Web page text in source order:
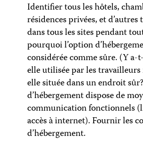
Identifier tous les hôtels,
résidences privées, et d’autres
dans tous les sites pendant
pourquoi l’option
considérée comme sûre. (Y a-
elle utilisée par les
elle située dans un endroit
d’hébergement dispose de
communication fonctionnels
accès à internet). Fournir les
d’hébergement.